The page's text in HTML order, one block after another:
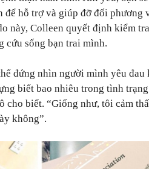
để hỗ trợ và giúp đỡ đối phương
này, Colleen quyết định kiểm
cứu sống bạn trai mình.
đứng nhìn người mình yêu đau
biết bao nhiêu trong tình
cho biết. “Giống như, tôi cảm
không”.